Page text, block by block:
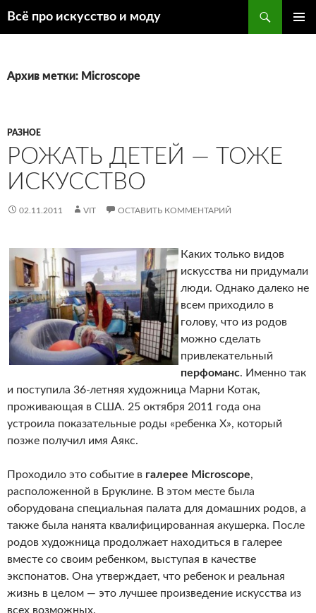
Всё про искусство и моду
Архив метки: Microscope
РАЗНОЕ
РОЖАТЬ ДЕТЕЙ — ТОЖЕ
ИСКУССТВО
02.11.2011 VIT ОСТАВИТЬ КОММЕНТАРИЙ
Каких только видов
искусства ни придумали
люди. Однако далеко не
всем приходило в
голову, что из родов
можно сделать
привлекательный
перфоманс. Именно так
и поступила 36-летняя художница Марни Котак,
проживающая в США. 25 октября 2011 года она
устроила показательные роды «ребенка Х», который
позже получил имя Аякс.
Проходило это событие в галерее Microscope,
расположенной в Бруклине. В этом месте была
оборудована специальная палата для домашних родов, а
также была нанята квалифицированная акушерка. После
родов художница продолжает находиться в галерее
вместе со своим ребенком, выступая в качестве
экспонатов. Она утверждает, что ребенок и реальная
жизнь в целом — это лучшее произведение искусства из
всех возможных.